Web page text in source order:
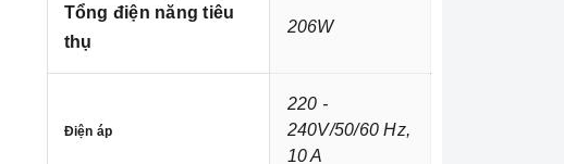
Tổng điện năng tiêu
thụ
206W
Điện áp
220 -
240V/50/60 Hz,
10 A